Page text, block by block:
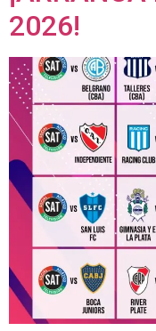
2026!